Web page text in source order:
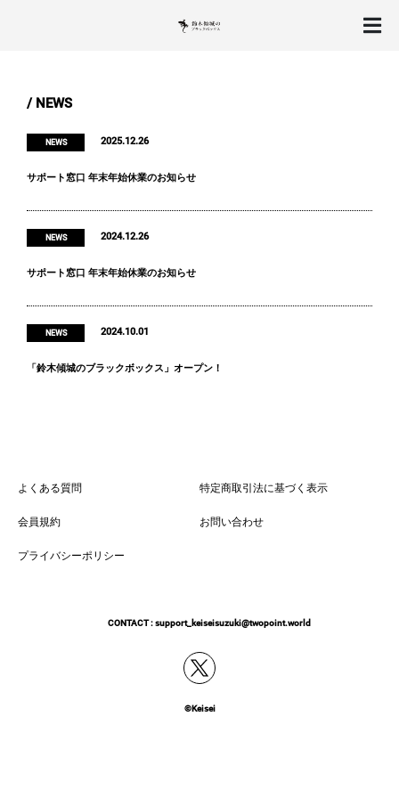
/ NEWS
NEWS 2025.12.26
サポート窓口 年末年始休業のお知らせ
NEWS 2024.12.26
サポート窓口 年末年始休業のお知らせ
NEWS 2024.10.01
「鈴木傾城のブラックボックス」オープン！
よくある質問 特定商取引法に基づく表示
会員規約 お問い合わせ
プライバシーポリシー
CONTACT :support_keiseisuzuki@twopoint.world
©Keisei